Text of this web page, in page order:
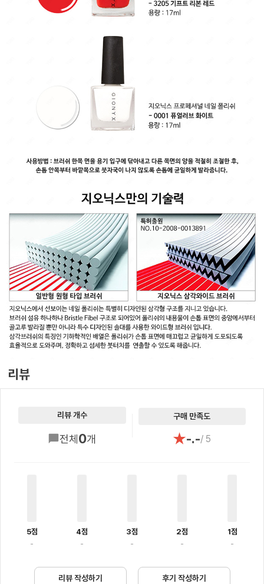
리뷰
리뷰 개수
전체0개
구매 만족도
★-.-/ 5
5점
-
4점
-
3점
-
2점
-
1점
-
리뷰 작성하기 후기 작성하기